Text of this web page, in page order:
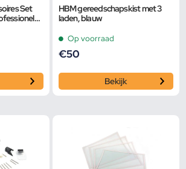
Set
HBM gereedschapskist met 3
laden, blauw
Op voorraad
€50
Bekijk